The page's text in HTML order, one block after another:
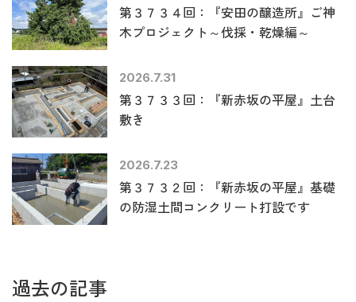
第３７３４回：『安田の醸造所』ご神
木プロジェクト～伐採・乾燥編～
2026.7.31
第３７３３回：『新赤坂の平屋』土台
敷き
2026.7.23
第３７３２回：『新赤坂の平屋』基礎
の防湿土間コンクリート打設です
過去の記事